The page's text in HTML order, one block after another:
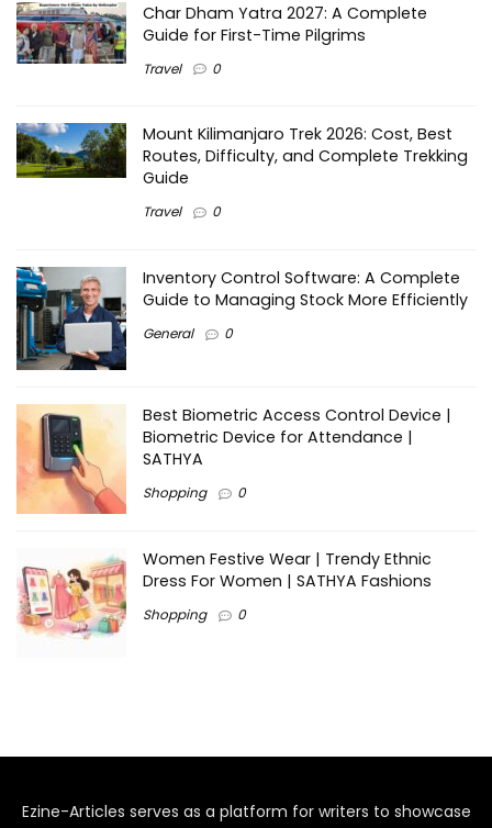
Char Dham Yatra 2027: A Complete
Guide for First-Time Pilgrims
Travel 0
Mount Kilimanjaro Trek 2026: Cost, Best
Routes, Difficulty, and Complete Trekking
Guide
Travel 0
Inventory Control Software: A Complete
Guide to Managing Stock More Efficiently
General 0
Best Biometric Access Control Device |
Biometric Device for Attendance |
SATHYA
Shopping 0
Women Festive Wear | Trendy Ethnic
Dress For Women | SATHYA Fashions
Shopping 0
Ezine-Articles serves as a platform for writers to showcase